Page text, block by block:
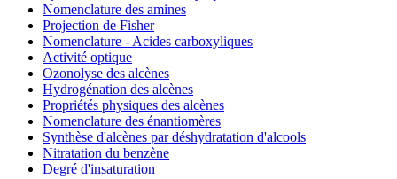
Nomenclature des amines
Projection de Fisher
Nomenclature - Acides carboxyliques
Activité optique
Ozonolyse des alcènes
Hydrogénation des alcènes
Propriétés physiques des alcènes
Nomenclature des énantiomères
Synthèse d'alcènes par déshydratation d'alcools
Nitratation du benzène
Degré d'insaturation